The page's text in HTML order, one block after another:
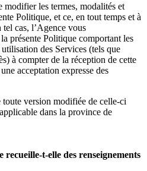
modifier les termes, modalités et
Politique, et ce, en tout temps et à
cas, l’Agence vous
présente Politique comportant les
des Services (tels que
à compter de la réception de cette
acceptation expresse des
version modifiée de celle-ci
dans la province de
recueille-t-elle des renseignements